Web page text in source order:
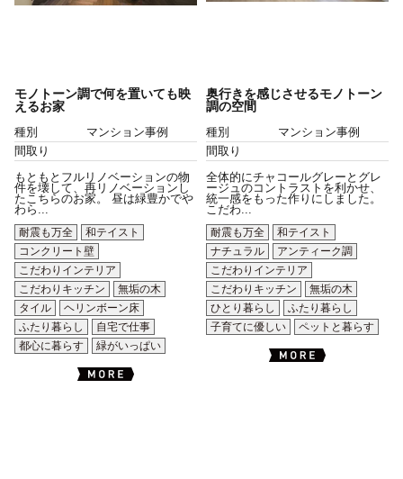
モノトーン調で何を置いても映
えるお家
種別
マンション事例
間取り
もともとフルリノベーションの物
件を壊して、再リノベーションし
たこちらのお家。 昼は緑豊かでや
わら...
耐震も万全
和テイスト
コンクリート壁
こだわりインテリア
こだわりキッチン
無垢の木
タイル
ヘリンボーン床
ふたり暮らし
自宅で仕事
都心に暮らす
緑がいっぱい
奥行きを感じさせるモノトーン
調の空間
種別
マンション事例
間取り
全体的にチャコールグレーとグレ
ージュのコントラストを利かせ、
統一感をもった作りにしました。
こだわ...
耐震も万全
和テイスト
ナチュラル
アンティーク調
こだわりインテリア
こだわりキッチン
無垢の木
ひとり暮らし
ふたり暮らし
子育てに優しい
ペットと暮らす